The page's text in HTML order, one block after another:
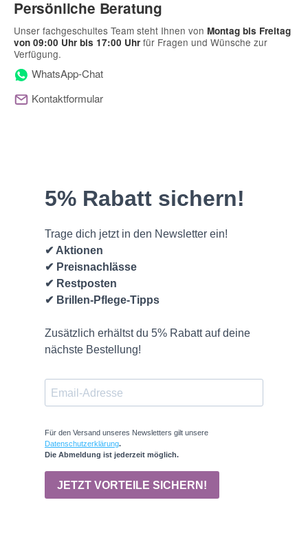
Persönliche Beratung
Unser fachgeschultes Team steht Ihnen von Montag bis Freitag
von 09:00 Uhr bis 17:00 Uhr für Fragen und Wünsche zur
Verfügung.
WhatsApp-Chat
Kontaktformular